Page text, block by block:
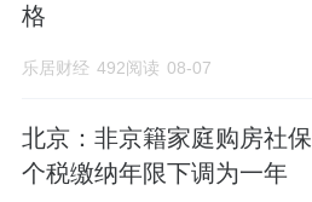
格
乐居财经 492阅读 08-07
北京：非京籍家庭购房社保
个税缴纳年限下调为一年